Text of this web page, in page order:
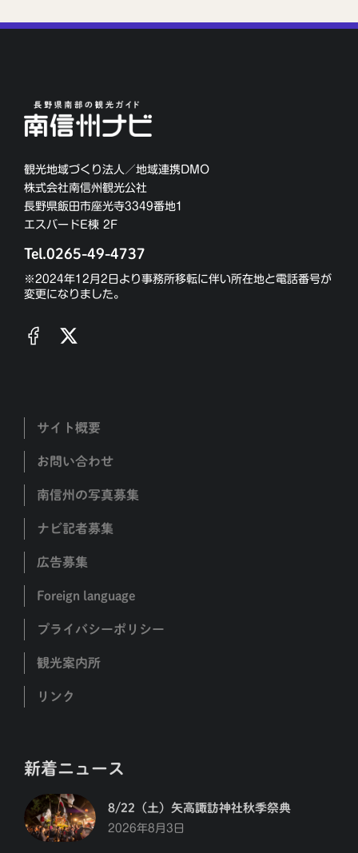
観光地域づくり法人／地域連携DMO
株式会社南信州観光公社
長野県飯田市座光寺3349番地1
エスバードE棟 2F
Tel.0265-49-4737
※2024年12月2日より事務所移転に伴い所在地と電話番号が
変更になりました。
サイト概要
お問い合わせ
南信州の写真募集
ナビ記者募集
広告募集
Foreign language
プライバシーポリシー
観光案内所
リンク
新着ニュース
8/22（土）矢高諏訪神社秋季祭典
2026年8月3日